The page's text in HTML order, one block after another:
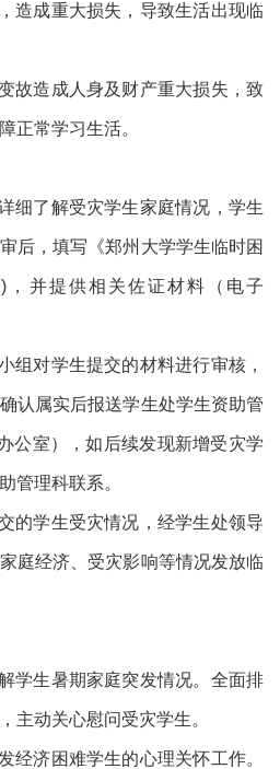
造成重大损失，导致生活出现临
故造成人身及财产重大损失，致
正常学习生活。
细了解受灾学生家庭情况，学生
后，填写《郑州大学学生临时困
并提供相关佐证材料（电子
组对学生提交的材料进行审核，
认属实后报送学生处学生资助管
公室），如后续发现新增受灾学
管理科联系。
的学生受灾情况，经学生处领导
庭经济、受灾影响等情况发放临
学生暑期家庭突发情况。全面排
主动关心慰问受灾学生。
经济困难学生的心理关怀工作。